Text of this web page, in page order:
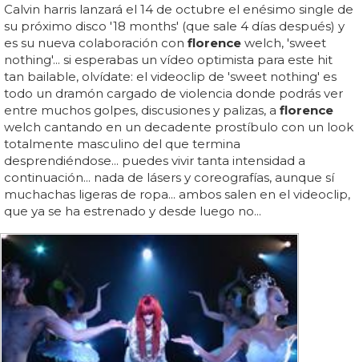
Calvin harris lanzará el 14 de octubre el enésimo single de
su próximo disco '18 months' (que sale 4 días después) y
es su nueva colaboración con florence welch, 'sweet
nothing'... si esperabas un vídeo optimista para este hit
tan bailable, olvídate: el videoclip de 'sweet nothing' es
todo un dramón cargado de violencia donde podrás ver
entre muchos golpes, discusiones y palizas, a florence
welch cantando en un decadente prostíbulo con un look
totalmente masculino del que termina
desprendiéndose... puedes vivir tanta intensidad a
continuación... nada de lásers y coreografías, aunque sí
muchachas ligeras de ropa... ambos salen en el videoclip,
que ya se ha estrenado y desde luego no...